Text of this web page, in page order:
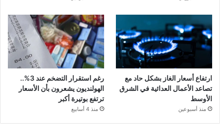
ارتفاع أسعار الغاز بشكل حاد مع
تصاعد الأعمال العدائية في الشرق
الأوسط
منذ أسبوعين
رغم استقرار التضخم عند 3%..
الهولنديون يشعرون بأن الأسعار
ترتفع بوتيرة أكبر
منذ 4 أسابيع